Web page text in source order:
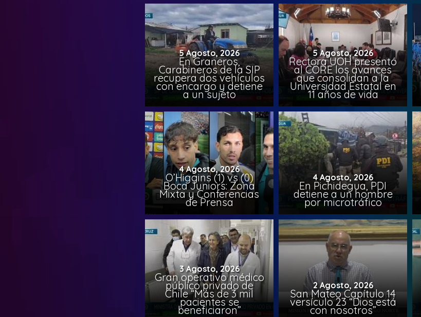
5 Agosto, 2026
En Graneros,
Carabineros de la SIP
recupera dos vehículos
con encargo y detiene
a un sujeto
5 Agosto, 2026
Rectora UOH presentó
al CORE los avances
que consolidan a la
Universidad Estatal en
11 años de vida
4 Agosto, 2026
O’Higgins (1) vs (0)
Boca Juniors: Zona
Mixta y Conferencias
de Prensa
4 Agosto, 2026
En Pichidegua, PDI
detiene a un hombre
por microtráfico
3 Agosto, 2026
Gran operativo médico
público privado de
Chile “Más de 3 mil
pacientes se
beneficiaron”
2 Agosto, 2026
San Mateo Capítulo 14
versículo 23 “Dios está
con nosotros”